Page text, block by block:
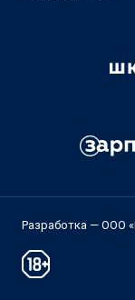
Разработка — ООО